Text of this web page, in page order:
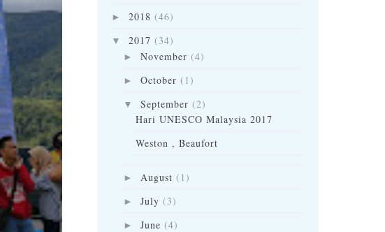
► 2018 (46)
▼ 2017 (34)
► November (4)
► October (1)
▼ September (2)
Hari UNESCO Malaysia 2017
Weston , Beaufort
► August (1)
► July (3)
► June (4)